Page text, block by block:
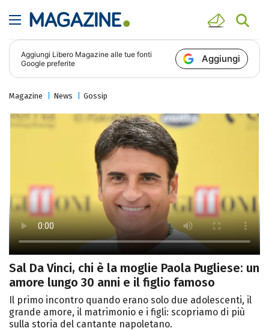
Aggiungi Libero Magazine alle tue fonti
Google preferite
Aggiungi
Magazine News Gossip
Sal Da Vinci, chi è la moglie Paola Pugliese: un
amore lungo 30 anni e il figlio famoso
Il primo incontro quando erano solo due adolescenti, il
grande amore, il matrimonio e i figli: scopriamo di più
sulla storia del cantante napoletano.